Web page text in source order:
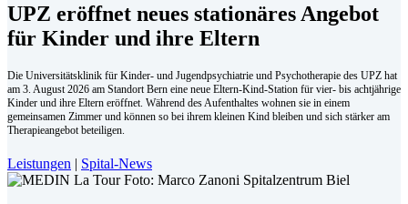
UPZ eröffnet neues stationäres Angebot
für Kinder und ihre Eltern
Die Universitätsklinik für Kinder- und Jugendpsychiatrie und Psychotherapie des UPZ hat
am 3. August 2026 am Standort Bern eine neue Eltern-Kind-Station für vier- bis achtjährige
Kinder und ihre Eltern eröffnet. Während des Aufenthaltes wohnen sie in einem
gemeinsamen Zimmer und können so bei ihrem kleinen Kind bleiben und sich stärker am
Therapieangebot beteiligen.
Leistungen | Spital-News